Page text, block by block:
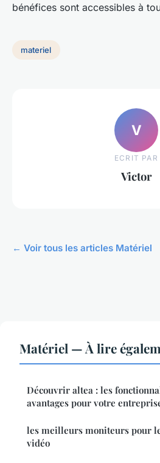
bénéfices sont accessibles à
materiel
V
ECRIT PAR
Victor
← Voir tous les articles Matériel
Matériel — À lire
Découvrir altea : les
avantages pour votre
les meilleurs moniteurs pour
vidéo